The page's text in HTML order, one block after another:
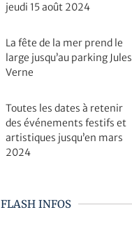
jeudi 15 août 2024
La fête de la mer prend le
large jusqu’au parking Jules
Verne
Toutes les dates à retenir
des événements festifs et
artistiques jusqu’en mars
2024
FLASH INFOS